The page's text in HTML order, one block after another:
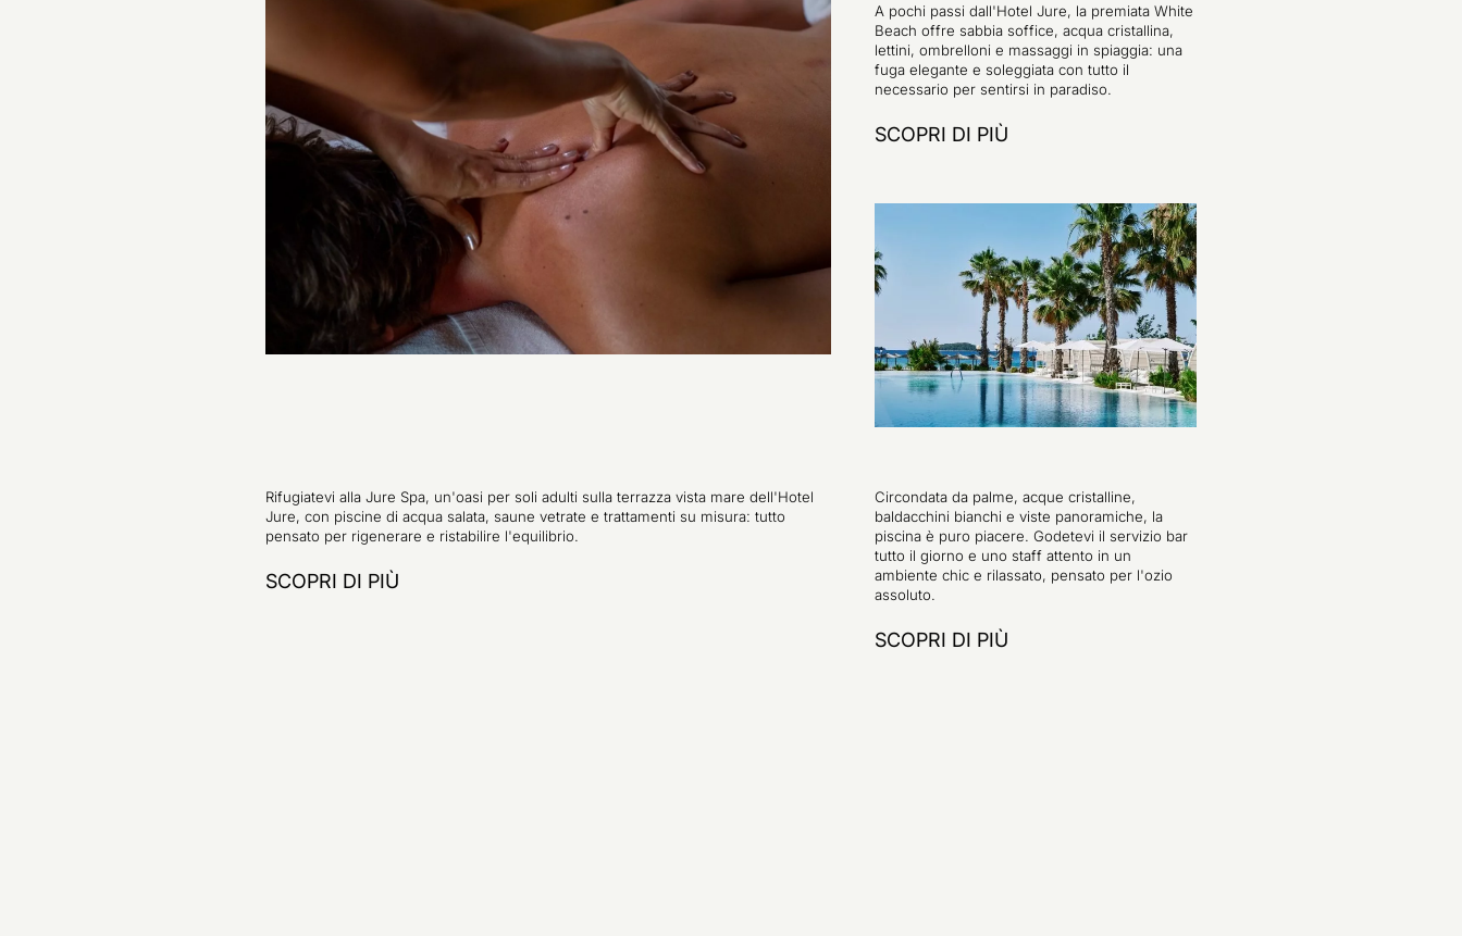
A pochi passi dall'Hotel Jure, la premiata White
Beach offre sabbia soffice, acqua cristallina,
lettini, ombrelloni e massaggi in spiaggia: una
fuga elegante e soleggiata con tutto il
necessario per sentirsi in paradiso.
SCOPRI DI PIÙ
Rifugiatevi alla Jure Spa, un'oasi per soli adulti sulla terrazza vista mare dell'Hotel
Jure, con piscine di acqua salata, saune vetrate e trattamenti su misura: tutto
pensato per rigenerare e ristabilire l'equilibrio.
SCOPRI DI PIÙ
Circondata da palme, acque cristalline,
baldacchini bianchi e viste panoramiche, la
piscina è puro piacere. Godetevi il servizio bar
tutto il giorno e uno staff attento in un
ambiente chic e rilassato, pensato per l'ozio
assoluto.
SCOPRI DI PIÙ